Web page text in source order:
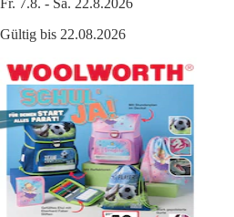
Gültig bis 22.08.2026